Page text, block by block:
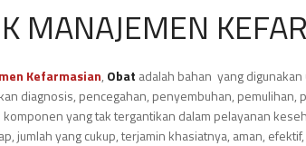
MANAJEMEN
Kefarmasian, Obat adalah bahan yang
diagnosis, pencegahan, penyembuhan,
yang tak tergantikan dalam pelayanan
jumlah yang cukup, terjamin khasiatnya, aman,